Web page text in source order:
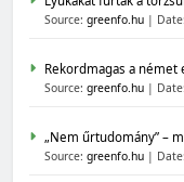
Source: greenfo.hu
Rekordmagas a
Source: greenfo.hu
„Nem űrtudomány” –
Source: greenfo.hu